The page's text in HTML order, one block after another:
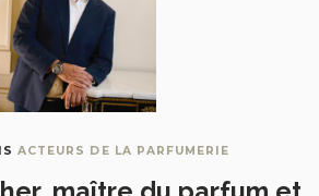
ACTEURS DE LA PARFUMERIE